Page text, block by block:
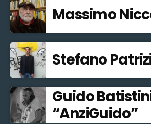
Massimo
Stefano
Guido
“AnziGuido”